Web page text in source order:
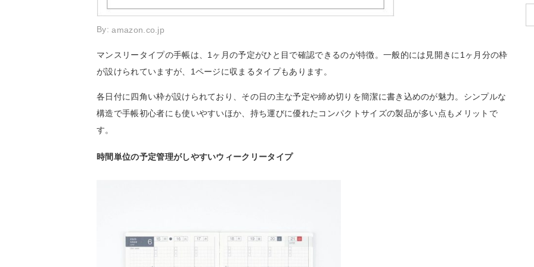
By:amazon.co.jp
マンスリータイプの手帳は、1ヶ月の予定がひと目で確認できるのが特徴。一般的には見開きに1ヶ月分の枠
が設けられていますが、1ページに収まるタイプもあります。
各日付に四角い枠が設けられており、その日の主な予定や締め切りを簡潔に書き込めのが魅力。シンプルな
構造で手帳初心者にも使いやすいほか、持ち運びに優れたコンパクトサイズの製品が多い点もメリットで
す。
時間単位の予定管理がしやすいウィークリータイプ